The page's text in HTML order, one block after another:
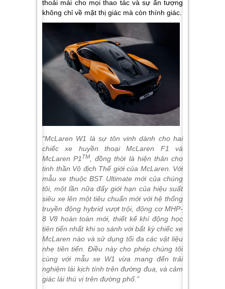
thoải mái cho mọi thao tác và sự ấn tượng
không chỉ về mặt thị giác mà còn thính giác.
“McLaren W1 là sự tôn vinh dành cho hai
chiếc xe huyền thoại McLaren F1 và
McLaren P1 TM
, đồng thời là hiện thân cho
tinh thần Vô địch Thế giới của McLaren. Với
mẫu xe thuộc BSTUltimate mới của chúng
tôi, một lần nữa đẩy giới hạn của hiệu suất
siêu xe lên một tiêu chuẩn mới với hệ thống
truyền động hybrid vượt trội, động cơ MHP-
8 V8 hoàn toàn mới, thiết kế khí động học
tiên tiến nhất khi so sánh với bất kỳ chiếc xe
McLaren nào và sử dụng tối đa các vật liệu
nhẹ tiên tiến. Điều này cho phép chúng tôi
cùng với mẫuxeW1 vừa mang đến trải
nghiệm lái kịch tính trên đường đua
và cảm
giác lái thú vị trên đường phố.”